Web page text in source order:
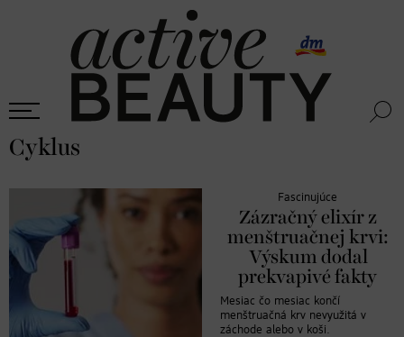
Cyklus
Fascinujúce
Zázračný elixír z
menštruačnej krvi:
Výskum dodal
prekvapivé fakty
Mesiac čo mesiac končí
menštruačná krv nevyužitá v
záchode alebo v koši.